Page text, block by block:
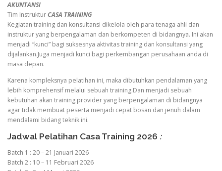
AKUNTANSI
Tim InstrukturCASA TRAINING
Kegiatan training dan konsultansi dikelola oleh para tenaga ahli dan
instruktur yang berpengalaman dan berkompeten di bidangnya. Ini akan
menjadi “kunci” bagi suksesnya aktivitas training dan konsultansi yang
dijalankan.Juga menjadi kunci bagi perkembangan perusahaan anda di
masa depan.
Karena kompleksnya pelatihan ini, maka dibutuhkan pendalaman yang
lebih komprehensif melalui sebuah training.Dan menjadi sebuah
kebutuhan akan training provider yang berpengalaman di bidangnya
agar tidak membuat peserta menjadi cepat bosan dan jenuh dalam
mendalami bidang teknik ini.
Jadwal Pelatihan Casa Training 2026 :
Batch 1 : 20 – 21 Januari 2026
Batch 2 : 10 – 11 Februari 2026